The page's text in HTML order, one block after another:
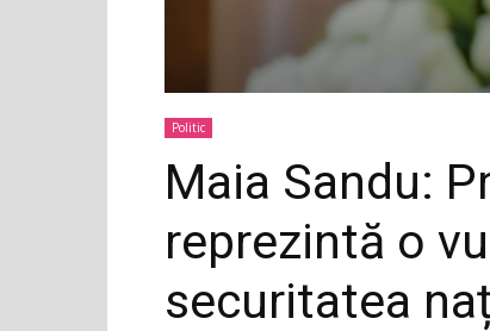
Politic
Maia Sandu:
reprezintă o
securitatea